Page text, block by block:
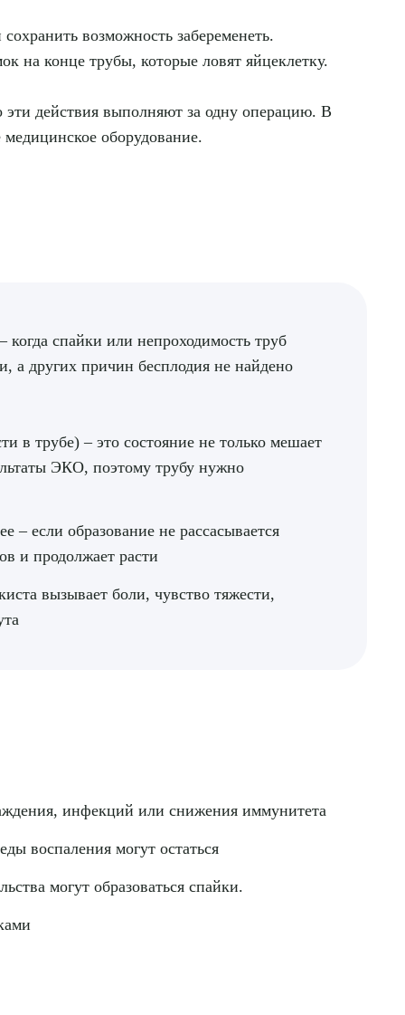
возможность забеременеть.
на конце трубы, которые ловят яйцеклетку.
эти действия выполняют за одну операцию. В
оборудование.
когда спайки или непроходимость труб
а других причин бесплодия не найдено
в трубе) – это состояние не только мешает
ЭКО, поэтому трубу нужно
– если образование не рассасывается
и продолжает расти
вызывает боли, чувство тяжести,
инфекций или снижения иммунитета
воспаления могут остаться
могут образоваться спайки.